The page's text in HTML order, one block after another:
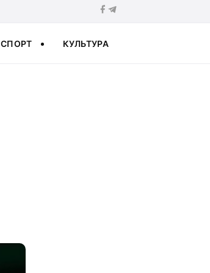
СПОРТ КУЛЬТУРА